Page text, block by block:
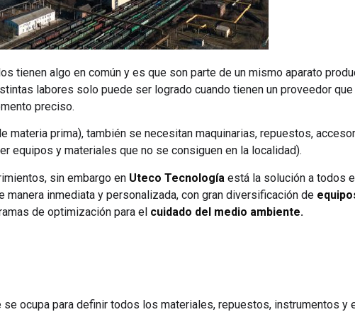
tienen algo en común y es que son parte de un mismo aparato
labores solo puede ser logrado cuando tienen un proveedor
preciso.
prima), también se necesitan maquinarias, repuestos,
equipos y materiales que no se consiguen en la localidad).
sin embargo en Uteco Tecnología está la solución a todos
inmediata y personalizada, con gran diversificación de
de optimización para el cuidado del medio ambiente.
ocupa para definir todos los materiales, repuestos, instrumentos y